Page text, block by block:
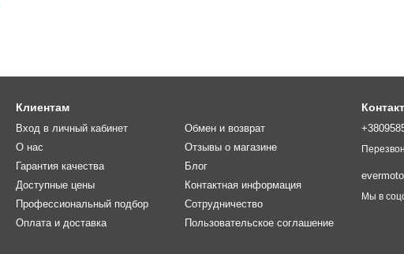
Клиентам
Вход в личный кабинет
О нас
Гарантия качества
Доступные цены
Профессиональный подбор
Оплата и доставка
Обмен и возврат
Отзывы о магазине
Блог
Контактная информация
Сотрудничество
Пользовательское соглашение
Мы в